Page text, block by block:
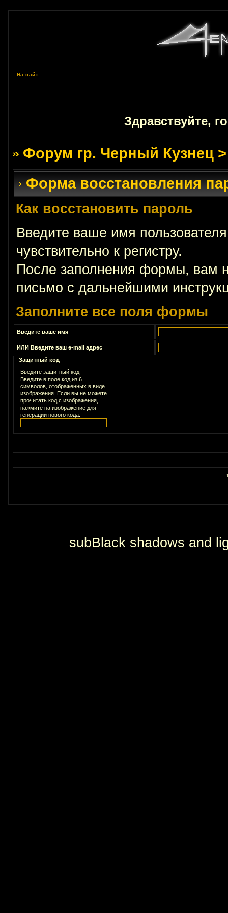
На сайт
Здравствуйте,
Форум гр. Черный Кузнец>
Форма восстановления
Как восстановить пароль
Введите ваше имя
чувствительно к регистру.
После заполнения формы, вам
письмо с дальнейшими
Заполните все поля формы
Введите ваше имя
ИЛИ Введите ваш e-mail адрес
Защитный код
Введите защитный код
Введите в поле код из 6
символов, отображенных в виде
изображения. Если вы не можете
прочитать код с изображения,
нажмите на изображение для
генерации нового кода.
subBlack shadows and